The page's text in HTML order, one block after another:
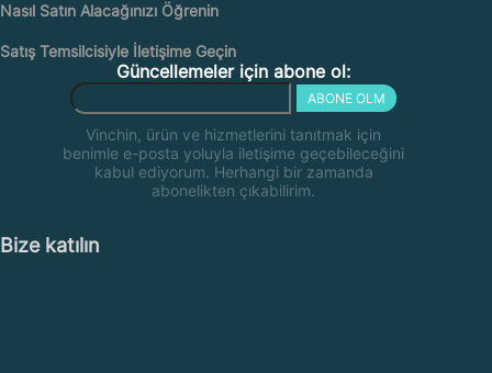
Nasıl Satın Alacağınızı Öğrenin
Satış Temsilcisiyle İletişime Geçin
Güncellemeler için abone ol:
ABONE OLM
Vinchin, ürün ve hizmetlerini tanıtmak için
benimle e-posta yoluyla iletişime geçebileceğini
kabul ediyorum. Herhangi bir zamanda
abonelikten çıkabilirim.
Bize katılın